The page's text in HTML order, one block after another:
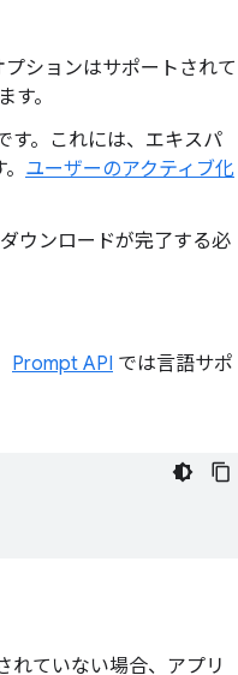
ションはサポートされて
。
す。これには、エキスパ
ユーザーのアクティブ化
ウンロードが完了する必
Prompt API では言語サポ
れていない場合、アプリ